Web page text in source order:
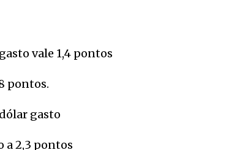
vale 1,4 pontos
pontos.
gasto
a 2,3 pontos